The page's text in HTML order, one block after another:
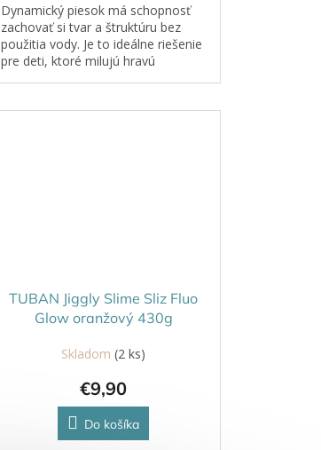
Dynamický piesok má schopnosť
zachovať si tvar a štruktúru bez
použitia vody. Je to ideálne riešenie
pre deti, ktoré milujú hravú
TUBAN Jiggly Slime Sliz Fluo
Glow oranžový 430g
Skladom(2 ks)
€9,90
Do košíka